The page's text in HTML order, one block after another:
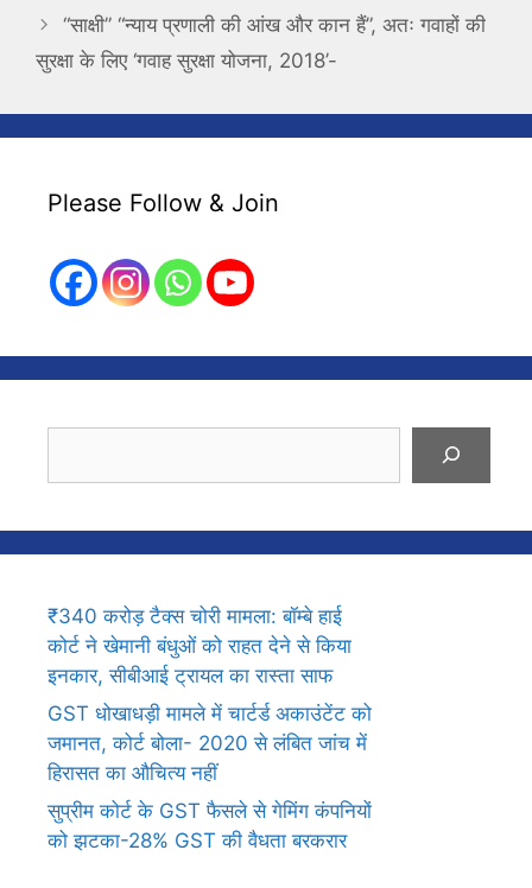
“साक्षी” “न्याय प्रणाली की आंख और कान हैं”, अतः गवाहों की
सुरक्षा के लिए ‘गवाह सुरक्षा योजना, 2018’-
Please Follow & Join
₹340 करोड़ टैक्स चोरी मामला: बॉम्बे हाई
कोर्ट ने खेमानी बंधुओं को राहत देने से किया
इनकार, सीबीआई ट्रायल का रास्ता साफ
GST धोखाधड़ी मामले में चार्टर्ड अकाउंटेंट को
जमानत, कोर्ट बोला- 2020 से लंबित जांच में
हिरासत का औचित्य नहीं
सुप्रीम कोर्ट के GST फैसले से गेमिंग कंपनियों
को झटका-28% GST की वैधता बरकरार